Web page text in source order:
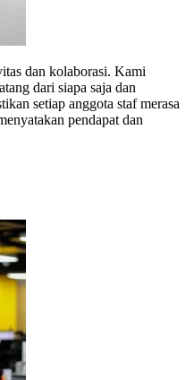
dan kolaborasi. Kami
dari siapa saja dan
setiap anggota staf merasa
pendapat dan